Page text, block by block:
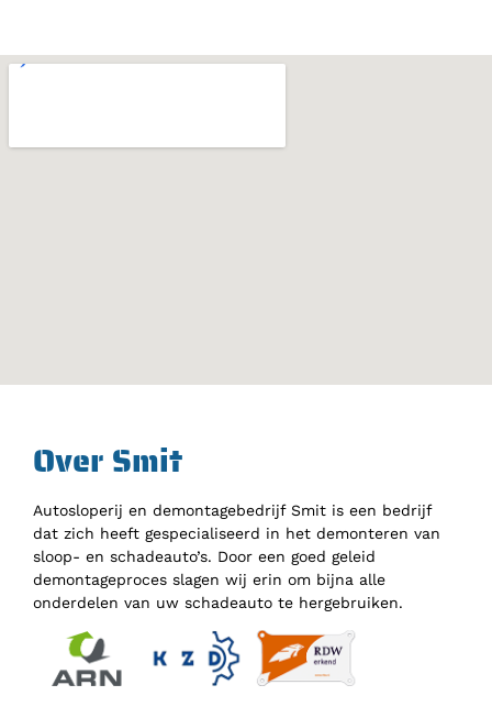
Over Smit
Autosloperij en demontagebedrijf Smit is een bedrijf
dat zich heeft gespecialiseerd in het demonteren van
sloop- en schadeauto’s. Door een goed geleid
demontageproces slagen wij erin om bijna alle
onderdelen van uw schadeauto te hergebruiken.